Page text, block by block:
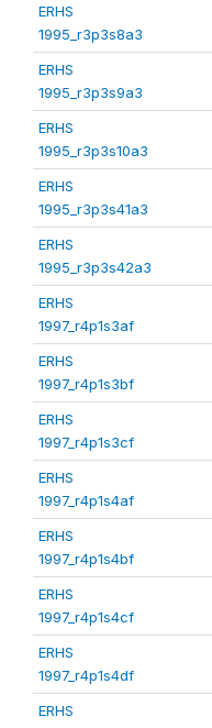
ERHS
1995_r3p3s8a3
ERHS
1995_r3p3s9a3
ERHS
1995_r3p3s10a3
ERHS
1995_r3p3s41a3
ERHS
1995_r3p3s42a3
ERHS
1997_r4p1s3af
ERHS
1997_r4p1s3bf
ERHS
1997_r4p1s3cf
ERHS
1997_r4p1s4af
ERHS
1997_r4p1s4bf
ERHS
1997_r4p1s4cf
ERHS
1997_r4p1s4df
ERHS